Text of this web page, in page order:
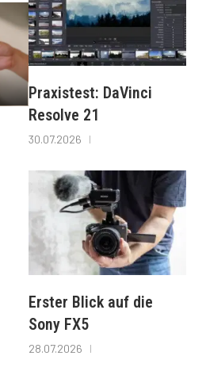
Praxistest: DaVinci
Resolve 21
30.07.2026
Erster Blick auf die
Sony FX5
28.07.2026